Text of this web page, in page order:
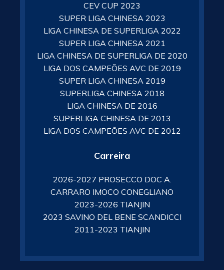
CEV CUP 2023
SUPER LIGA CHINESA 2023
LIGA CHINESA DE SUPERLIGA 2022
SUPER LIGA CHINESA 2021
LIGA CHINESA DE SUPERLIGA DE 2020
LIGA DOS CAMPEÕES AVC DE 2019
SUPER LIGA CHINESA 2019
SUPERLIGA CHINESA 2018
LIGA CHINESA DE 2016
SUPERLIGA CHINESA DE 2013
LIGA DOS CAMPEÕES AVC DE 2012
Carreira
2026-2027 PROSECCO DOC A.
CARRARO IMOCO CONEGLIANO
2023-2026 TIANJIN
2023 SAVINO DEL BENE SCANDICCI
2011-2023 TIANJIN